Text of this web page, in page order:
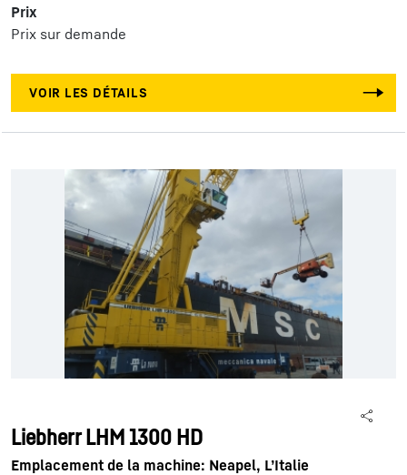
Prix
Prix sur demande
VOIR LES DÉTAILS
Liebherr LHM 1300 HD
Emplacement de la machine: Neapel, L’Italie